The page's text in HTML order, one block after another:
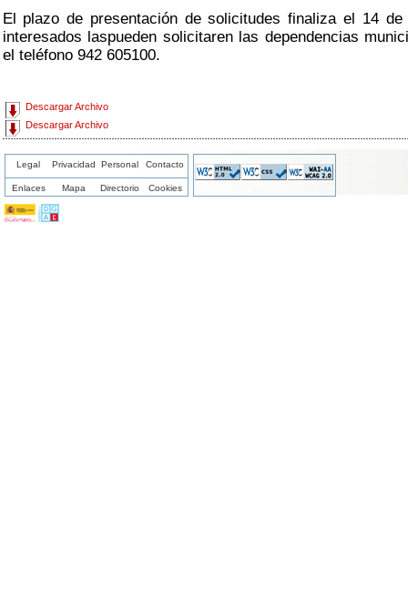
El plazo de presentación de solicitudes finaliza el 14
interesados laspueden solicitaren las dependencias
el teléfono 942 605100.
Descargar Archivo
Descargar Archivo
Legal Privacidad Personal Contacto
Enlaces Mapa Directorio Cookies